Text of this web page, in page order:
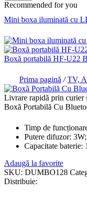
Recommended for you
Mini boxa iluminată cu
Boxă portabilă HF-U22
Prima pagină / TV,
Livrare rapidă prin curier
Boxă Portabilă Cu
Timp de
Putere difuzor: 3W;
Capacitate baterie:
Adaugă la favorite
SKU: DUMBO128
Distribuie: